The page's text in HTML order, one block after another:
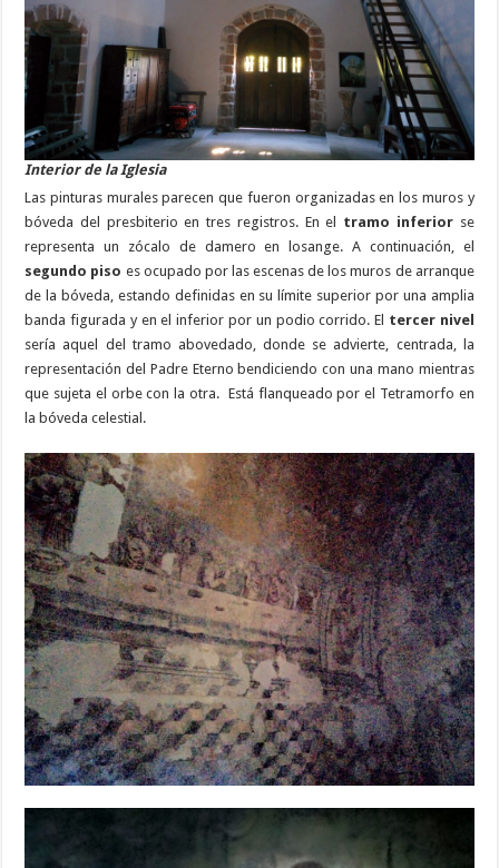
Interior de la Iglesia
Las pinturas murales parecen que fueron organizadas en los muros y
bóveda del presbiterio en tres registros. En el tramo inferior se
representa un zócalo de damero en losange. A continuación, el
segundo piso es ocupado por las escenas de los muros de arranque
de la bóveda, estando definidas en su límite superior por una amplia
banda figurada y en el inferior por un podio corrido. El tercer nivel
sería aquel del tramo abovedado, donde se advierte, centrada, la
representación del Padre Eterno bendiciendo con una mano mientras
que sujeta el orbe con la otra. Está flanqueado por el Tetramorfo en
la bóveda celestial.